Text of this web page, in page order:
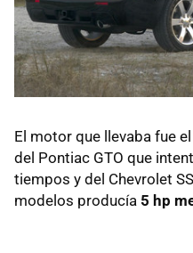
El motor que llevaba fue
del Pontiac GTO que
tiempos y del Chevrolet
modelos producía 5 hp